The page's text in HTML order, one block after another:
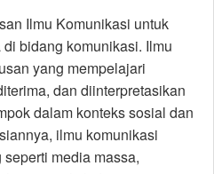
Ilmu Komunikasi untuk
bidang komunikasi. Ilmu
yang mempelajari
dan diinterpretasikan
dalam konteks sosial dan
ilmu komunikasi
media massa,